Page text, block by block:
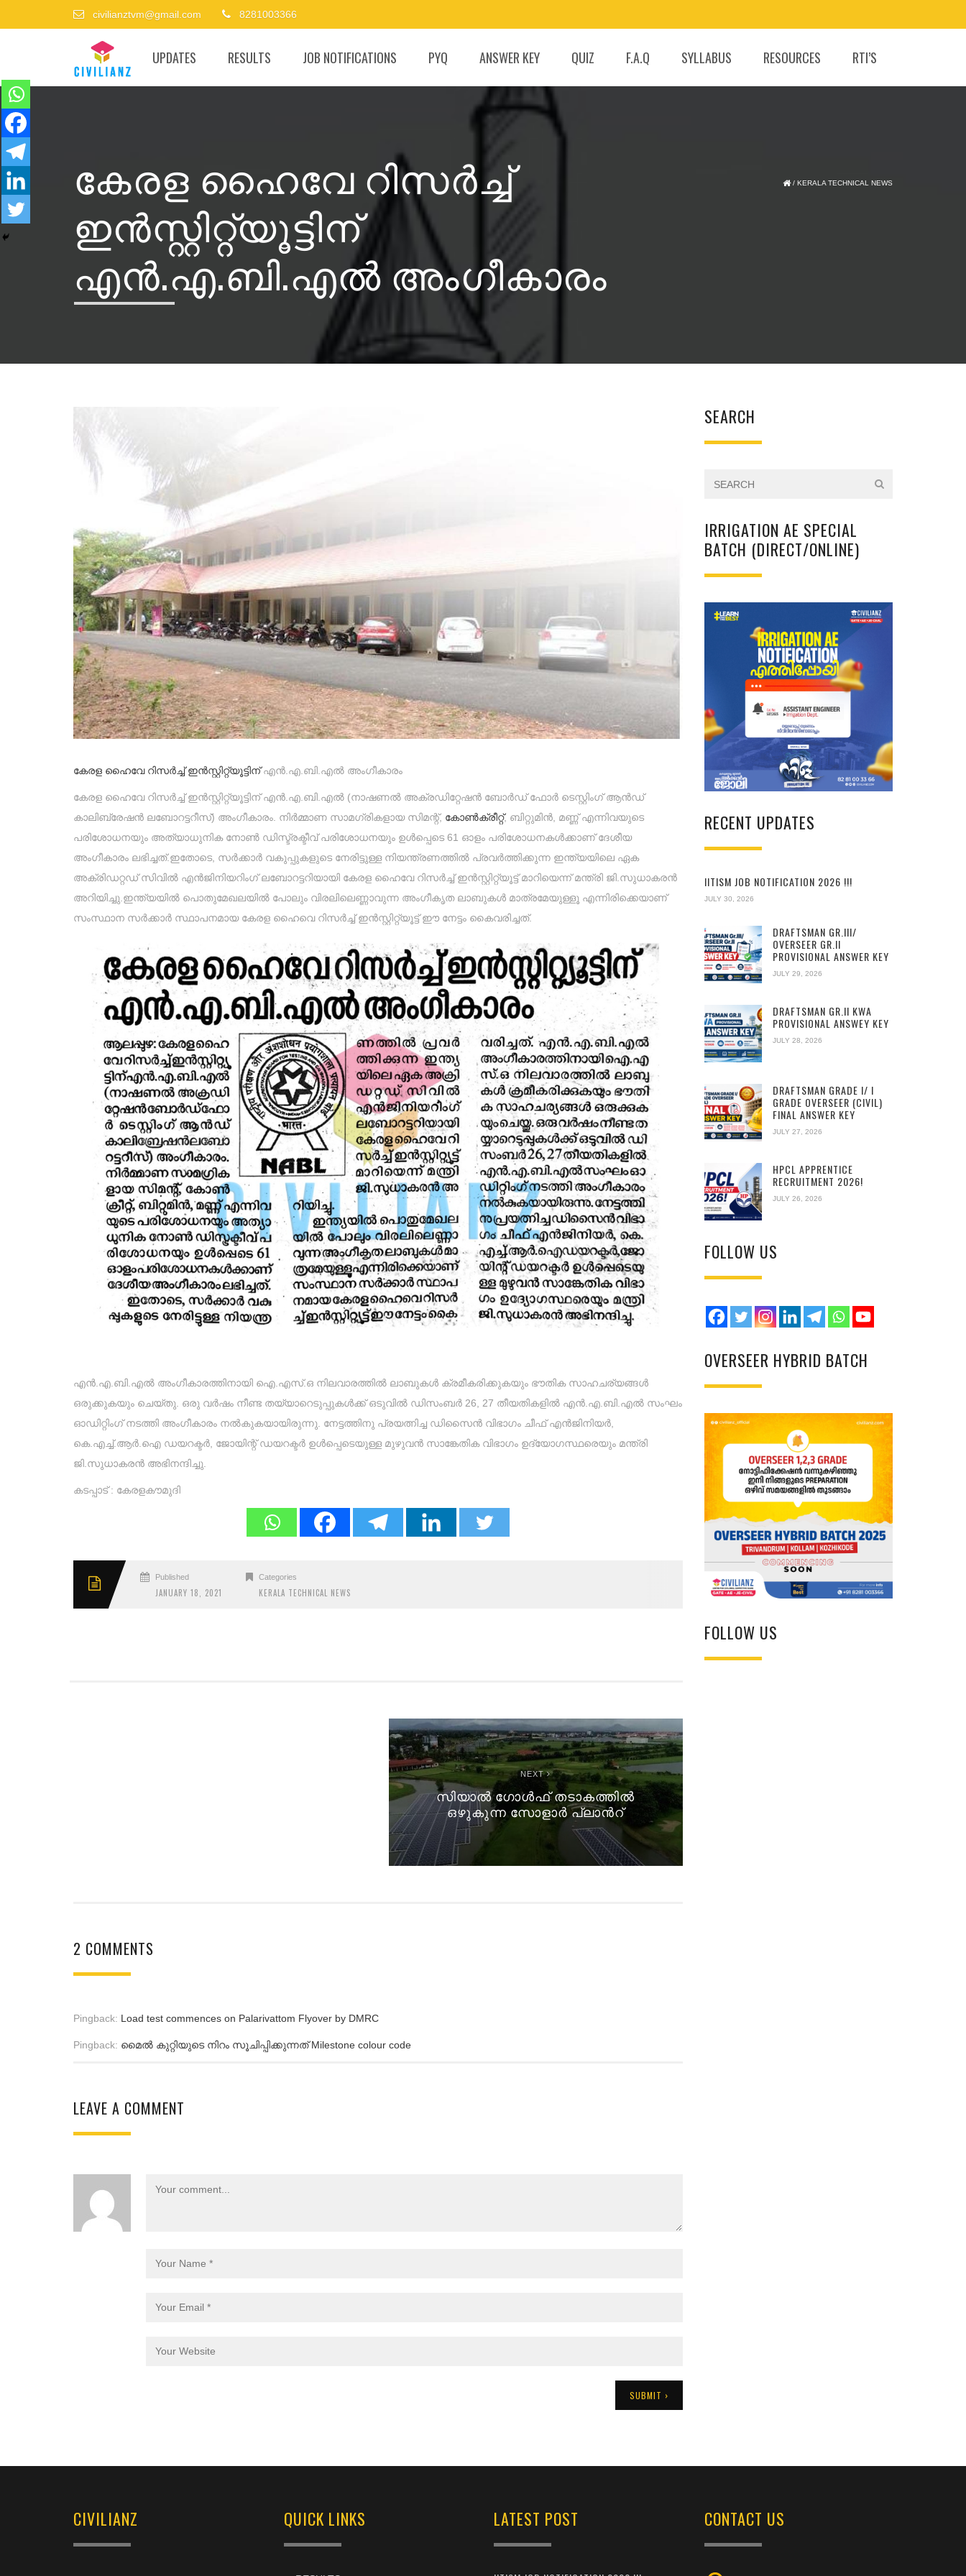
civilianztvm@gmail.com 8281003366
UPDATES RESULTS JOB NOTIFICATIONS PYQ ANSWER KEY QUIZ F.A.Q SYLLABUS RESOURCES RTI’S
കേരള ഹൈവേ റിസർച്ച്
ഇൻസ്റ്റിറ്റ്യൂട്ടിന്
എൻ.എ.ബി.എൽ അംഗീകാരം
/ KERALA TECHNICAL NEWS
കേരള ഹൈവേ റിസർച്ച് ഇൻസ്റ്റിറ്റ്യൂട്ടിന്എൻ.എ.ബി.എൽ അംഗീകാരം
കേരള ഹൈവേ റിസർച്ച് ഇൻസ്റ്റിറ്റ്യൂട്ടിന് എൻ.എ.ബി.എൽ (നാഷണൽ അക്രഡിറ്റേഷൻ ബോർഡ് ഫോർ ടെസ്റ്റിംഗ് ആൻഡ്
കാലിബ്രേഷൻ ലബോറട്ടറീസ്) അംഗീകാരം. നിർമ്മാണ സാമഗ്രികളായ സിമന്റ്, കോൺക്രീറ്റ്, ബിറ്റുമിൻ, മണ്ണ് എന്നിവയുടെ
പരിശോധനയും അത്യാധുനിക നോൺ ഡിസ്ട്രക്ടീവ് പരിശോധനയും ഉൾപ്പെടെ 61 ഓളം പരിശോധനകൾക്കാണ്‌ ദേശീയ
അംഗീകാരം ലഭിച്ചത്.ഇതോടെ, സർക്കാർ വകുപ്പുകളുടെ നേരിട്ടുള്ള നിയന്ത്രണത്തിൽ പ്രവർത്തിക്കുന്ന ഇന്ത്യയിലെ ഏക
അക്രിഡറ്റഡ് സിവിൽ എൻജിനിയറിംഗ് ലബോറട്ടറിയായി കേരള ഹൈവേ റിസർച്ച് ഇൻസ്റ്റിറ്റ്യൂട്ട് മാറിയെന്ന് മന്ത്രി ജി.സുധാകരൻ
അറിയിച്ചു.ഇന്ത്യയിൽ പൊതുമേഖലയിൽ പോലും വിരലിലെണ്ണാവുന്ന അംഗീകൃത ലാബുകൾ മാത്രമേയുള്ളൂ എന്നിരിക്കെയാണ്‌
സംസ്ഥാന സർക്കാർ സ്ഥാപനമായ കേരള ഹൈവെ റിസർച്ച് ഇൻസ്റ്റിറ്റ്യൂട്ട് ഈ നേട്ടം കൈവരിച്ചത്.
എൻ.എ.ബി.എൽ അംഗീകാരത്തിനായി ഐ.എസ്.ഒ നിലവാരത്തിൽ ലാബുകൾ ക്രമീകരിക്കുകയും ഭൗതിക സാഹചര്യങ്ങൾ
ഒരുക്കുകയും ചെയ്തു. ഒരു വർഷം നീണ്ട തയ്യാറെടുപ്പുകൾക്ക് ഒടുവിൽ ഡിസംബർ 26, 27 തീയതികളിൽ എൻ.എ.ബി.എൽ സംഘം
ഓഡിറ്റിംഗ് നടത്തി അംഗീകാരം നൽകുകയായിരുന്നു. നേട്ടത്തിനു പ്രയത്നിച്ച ഡിസൈൻ വിഭാഗം ചീഫ് എൻജിനിയർ,
കെ.എച്ച്.ആർ.ഐ ഡയറക്ടർ, ജോയിന്റ് ഡയറക്ടർ ഉൾപ്പെടെയുള്ള മുഴുവൻ സാങ്കേതിക വിഭാഗം ഉദ്യോഗസ്ഥരെയും മന്ത്രി
ജി.സുധാകരൻ അഭിനന്ദിച്ചു.
കടപ്പാട് : കേരളകൗമുദി
Published
JANUARY 18, 2021
Categories
KERALA TECHNICAL NEWS
NEXT
സിയാൽ ഗോൾഫ് തടാകത്തിൽ
ഒഴുകുന്ന സോളാർ പ്ലാൻറ്
2 COMMENTS
Pingback: Load test commences on Palarivattom Flyover by DMRC
Pingback: മൈൽ കുറ്റിയുടെ നിറം സൂചിപ്പിക്കുന്നത് Milestone colour code
LEAVE A COMMENT
SEARCH
IRRIGATION AE SPECIAL
BATCH (DIRECT/ONLINE)
RECENT UPDATES
IITISM JOB NOTIFICATION 2026 !!!
JULY 30, 2026
DRAFTSMAN GR.III/
OVERSEER GR.II
PROVISIONAL ANSWER KEY
JULY 29, 2026
DRAFTSMAN GR.II KWA
PROVISIONAL ANSWEY KEY
JULY 28, 2026
DRAFTSMAN GRADE I/ I
GRADE OVERSEER (CIVIL)
FINAL ANSWER KEY
JULY 27, 2026
HPCL APPRENTICE
RECRUITMENT 2026!
JULY 26, 2026
FOLLOW US
OVERSEER HYBRID BATCH
FOLLOW US
CIVILIANZ QUICK LINKS LATEST POST CONTACT US